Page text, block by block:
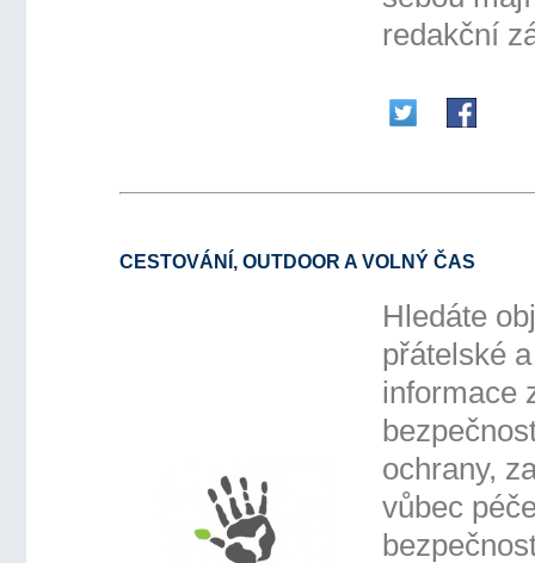
redakční
CESTOVÁNÍ, OUTDOOR A VOLNÝ ČAS
Hledáte
přátelské
informace
ochrany,
vůbec